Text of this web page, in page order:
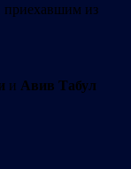
приехавшим из
и Авив Табул